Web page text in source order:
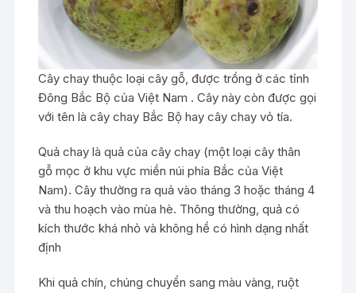
Cây chay thuộc loại cây gỗ, được trồng ở các tỉnh
Đông Bắc Bộ của Việt Nam . Cây này còn được gọi
với tên là cây chay Bắc Bộ hay cây chay vỏ tía.
Quả chay là quả của cây chay (một loại cây thân
gỗ mọc ở khu vực miền núi phía Bắc của Việt
Nam). Cây thường ra quả vào tháng 3 hoặc tháng 4
và thu hoạch vào mùa hè. Thông thường, quả có
kích thước khá nhỏ và không hề có hình dạng nhất
định
Khi quả chín, chúng chuyển sang màu vàng, ruột